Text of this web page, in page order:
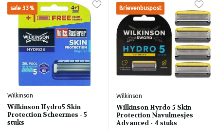
sale 33%
Wilkinson
Wilkinson Hydro5 Skin
Protection Scheermes - 5
stuks
Brievenbuspost
Wilkinson
Wilkinson Hyrdo 5 Skin
Protection Navulmesjes
Advanced - 4 stuks